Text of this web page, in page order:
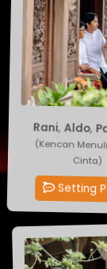
Rani,Aldo,
(Kencan
Cinta)